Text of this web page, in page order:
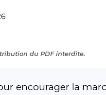
du PDF interdite.
encourager la